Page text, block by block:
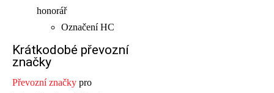
honorář
Označení HC
Krátkodobé převozní
značky
Převozní značky pro